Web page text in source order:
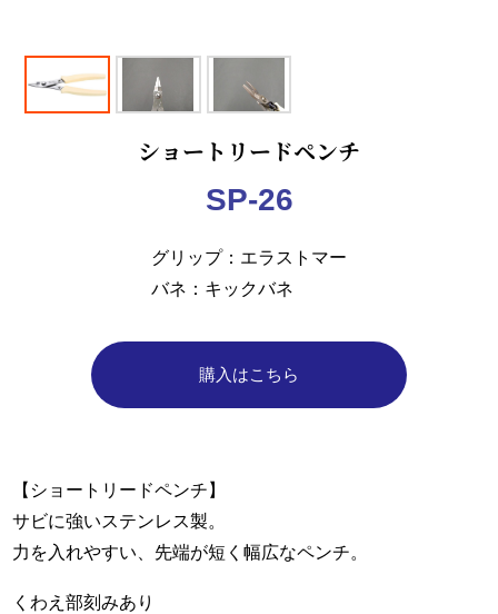
ショートリードペンチ
SP-26
グリップ
エラストマー
バネ
キックバネ
購入はこちら
【ショートリードペンチ】
サビに強いステンレス製。
力を入れやすい、先端が短く幅広なペンチ。
くわえ部刻みあり